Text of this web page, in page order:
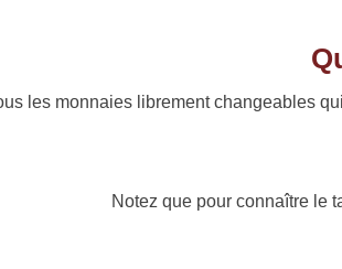
les monnaies librement changeables
Notez que pour connaître le